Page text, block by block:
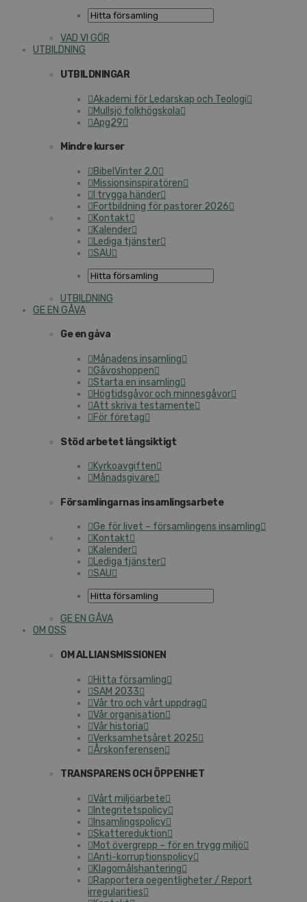
VAD VI GÖR
UTBILDNING
UTBILDNINGAR
Akademi för Ledarskap och Teologi
Mullsjö folkhögskola
Apg29
Mindre kurser
BibelVinter 2.0
Missionsinspiratören
I trygga händer
Fortbildning för pastorer 2026
Kontakt
Kalender
Lediga tjänster
SAU
UTBILDNING
GE EN GÅVA
Ge en gåva
Månadens insamling
Gåvoshoppen
Starta en insamling
Högtidsgåvor och minnesgåvor
Att skriva testamente
För företag
Stöd arbetet långsiktigt
Kyrkoavgiften
Månadsgivare
Församlingarnas insamlingsarbete
Ge för livet – församlingens insamling
Kontakt
Kalender
Lediga tjänster
SAU
GE EN GÅVA
OM OSS
OM ALLIANSMISSIONEN
Hitta församling
SAM 2033
Vår tro och vårt uppdrag
Vår organisation
Vår historia
Verksamhetsåret 2025
Årskonferensen
TRANSPARENS OCH ÖPPENHET
Vårt miljöarbete
Integritetspolicy
Insamlingspolicy
Skattereduktion
Mot övergrepp – för en trygg miljö
Anti-korruptionspolicy
Klagomålshantering
Rapportera oegentligheter / Report
irregularities